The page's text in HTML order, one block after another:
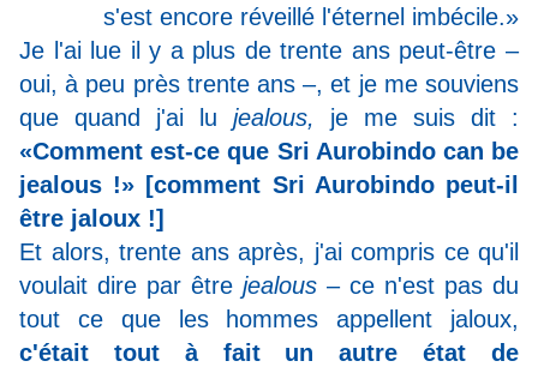
s'est encore réveillé l'éternel imbécile.»
Je l'ai lue il y a plus de trente ans peut-être –
oui, à peu près trente ans –, et je me souviens
que quand j'ai lu jealous, je me suis dit :
«Comment est-ce que Sri Aurobindo can be
jealous !» [comment Sri Aurobindo peut-il
être jaloux !]
Et alors, trente ans après, j'ai compris ce qu'il
voulait dire par être jealous – ce n'est pas du
tout ce que les hommes appellent jaloux,
c'était tout à fait un autre état de